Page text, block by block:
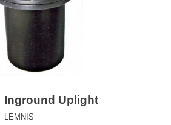
Inground Uplight
LEMNIS